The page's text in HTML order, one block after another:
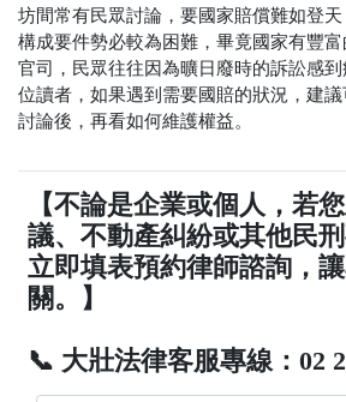
坊間常有民眾討論，要國家賠償難如登
構成要件勢必較為困難，畢竟國家有豐
官司，民眾往往因為曠日廢時的訴訟感
位讀者，如果遇到需要國賠的狀況，建
討論後，再看如何維護權益。
【不論是企業或個人，若
議、不動產糾紛或其他民
立即填表預約律師諮詢，
關。】
📞 大壯法律客服專線：02